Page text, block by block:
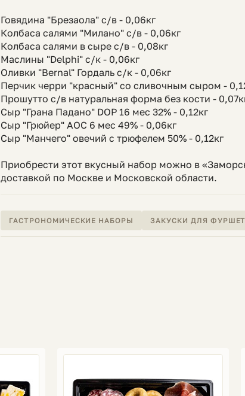
Говядина "Брезаола" с/в - 0,06кг
Колбаса салями "Милано" с/в - 0,06кг
Колбаса салями в сыре с/в - 0,08кг
Маслины "Delphi" с/к - 0,06кг
Оливки "Bernal" Гордаль с/к - 0,06кг
Перчик черри "красный" со сливочным сыром -
Прошутто с/в натуральная форма без кости -
Сыр "Грана Падано" DOP 16 мес 32% - 0,12кг
Сыр "Грюйер" АОС 6 мес 49% - 0,06кг
Сыр "Манчего" овечий с трюфелем 50% - 0,12кг
Приобрести этот вкусный набор можно в
доставкой по Москве и Московской области.
ГАСТРОНОМИЧЕСКИЕ НАБОРЫ ЗАКУСКИ ДЛЯ